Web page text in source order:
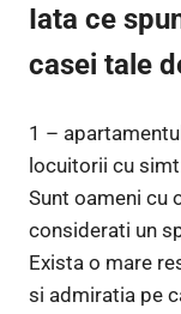
Iata ce
casei tale
1 –
locuitorii cu
Sunt oameni cu
considerati un
Exista o mare
si admiratia pe